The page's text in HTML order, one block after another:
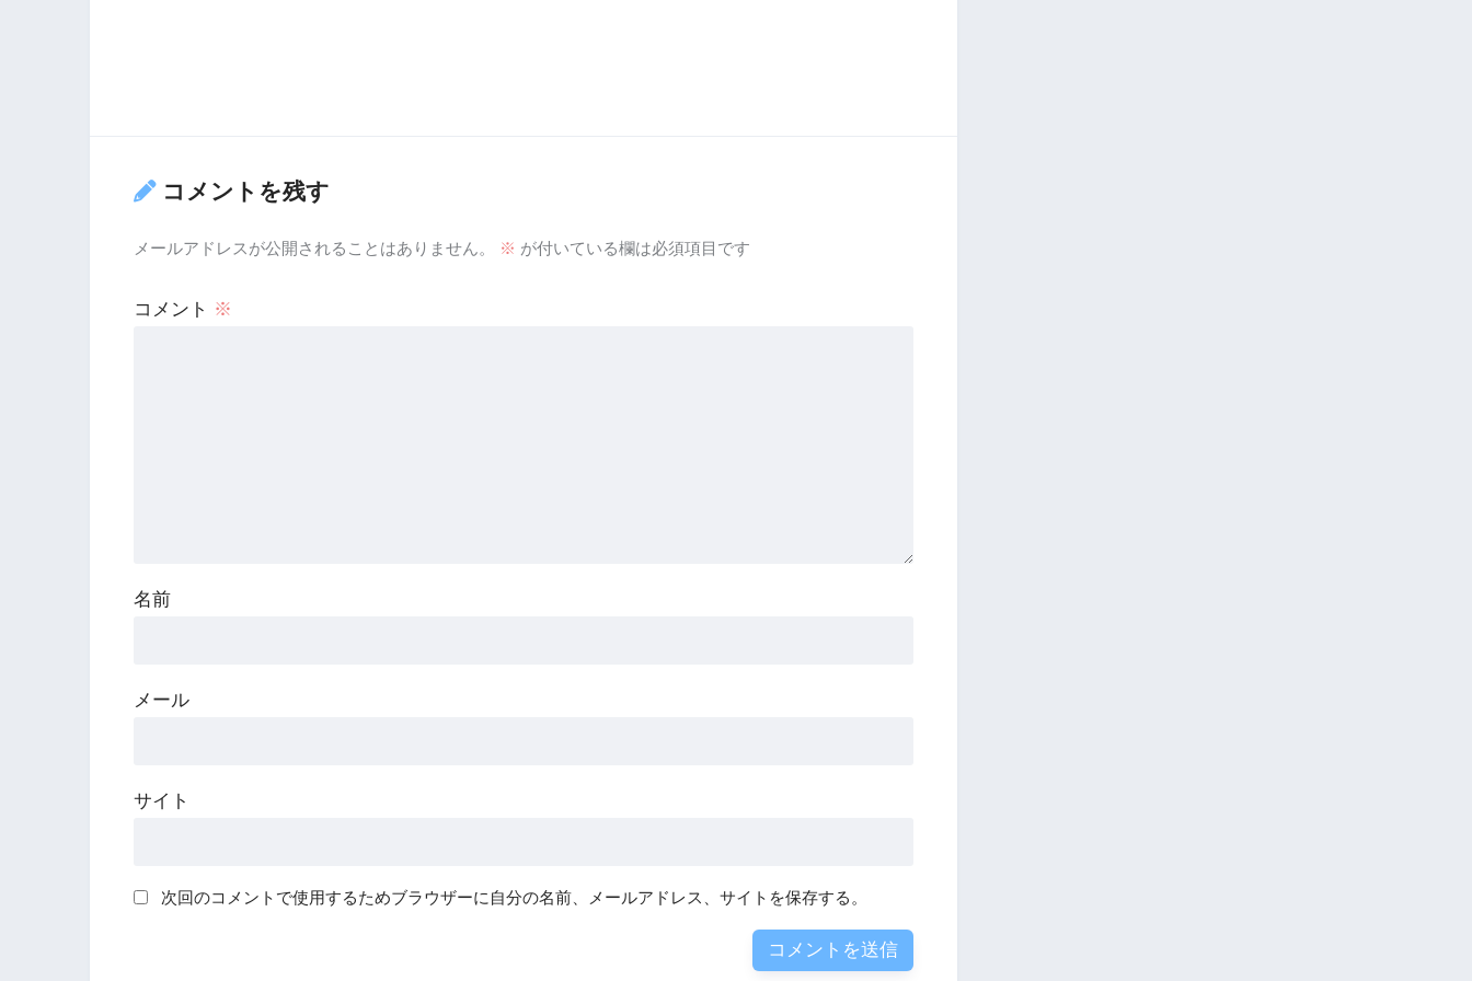
コメントを残す
メールアドレスが公開されることはありません。 ※ が付いている欄は必須項目です
コメント ※
名前
メール
サイト
次回のコメントで使用するためブラウザーに自分の名前、メールアドレス、サイトを保存する。